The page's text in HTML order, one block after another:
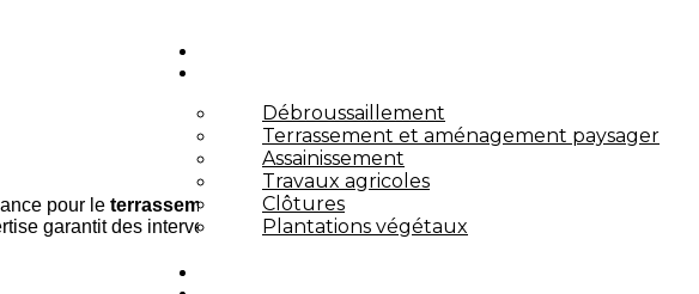
Débroussaillement
Terrassement et aménagement paysager
Assainissement
Travaux agricoles
Clôtures
Plantations végétaux
pour le terrassement spécialisé dans les chemins ruraux à
garantit des interventions efficaces et durables adaptées à chaque projet.